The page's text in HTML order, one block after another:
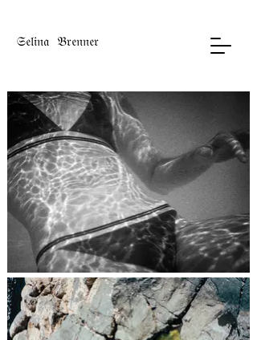
𝔖𝔢𝔩𝔦𝔫𝔞 𝔅𝔯𝔢𝔫𝔫𝔢𝔯